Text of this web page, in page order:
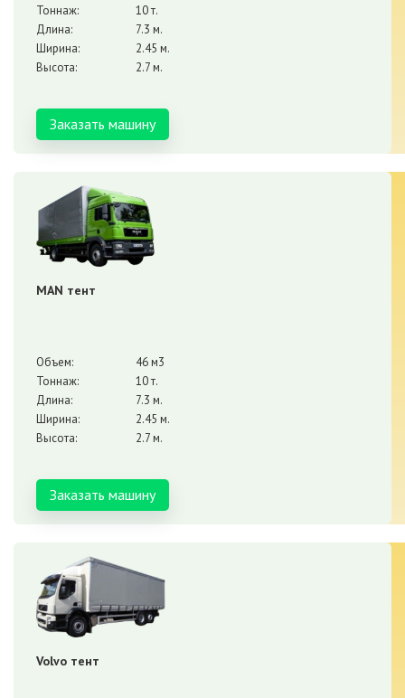
Тоннаж:
10 т.
Длина:
7.3 м.
Ширина:
2.45 м.
Высота:
2.7 м.
Заказать машину
MAN тент
Объем:
46 м3
Тоннаж:
10 т.
Длина:
7.3 м.
Ширина:
2.45 м.
Высота:
2.7 м.
Заказать машину
Volvo тент